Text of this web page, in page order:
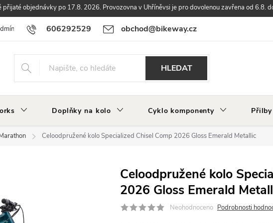
objednávky po 17.8. 2026. Provozovna v Uhříněvsi je pro dovolenou zavřena od 6.8.
606292529 obchod@bikeway.cz
Podmínky ochrany osobních údajů Vrácení a reklamace zboží
HLEDAT
Doplňky na kolo Cyklo komponenty
Celoodpružené kolo Specialized Chisel Comp 2026 Gloss Emerald Metallic
Celoodpružené kolo
2026 Gloss Emerald
Neohodnoceno Podrobnosti